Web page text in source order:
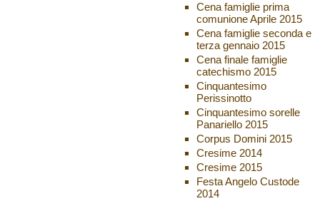
Cena famiglie prima
comunione Aprile 2015
Cena famiglie seconda e
terza gennaio 2015
Cena finale famiglie
catechismo 2015
Cinquantesimo
Perissinotto
Cinquantesimo sorelle
Panariello 2015
Corpus Domini 2015
Cresime 2014
Cresime 2015
Festa Angelo Custode
2014